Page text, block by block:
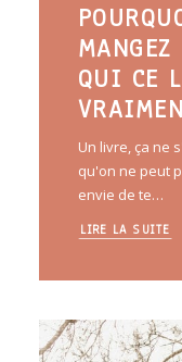
QUI CE
Un livre, ça ne
qu'on ne peut
envie de te…
LIRE LA SUITE